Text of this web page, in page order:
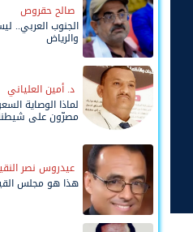
صالح حقروص
الجنوب العربي..
والرياض
د. أمين العلياني
لماذا الوصاية
مصرّون على شيطنة
عيدروس نصر
هذا هو مجلس